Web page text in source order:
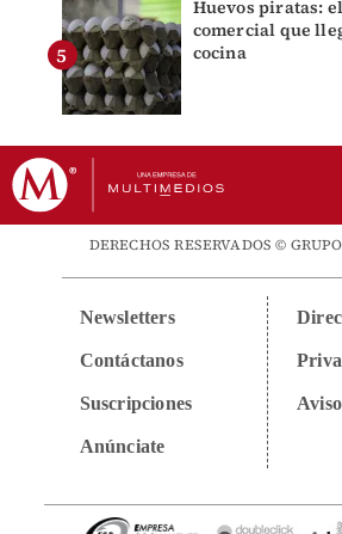
Huevos piratas:
comercial que
cocina
DERECHOS RESERVADOS ©
Newsletters
Contáctanos
Suscripciones
Anúnciate